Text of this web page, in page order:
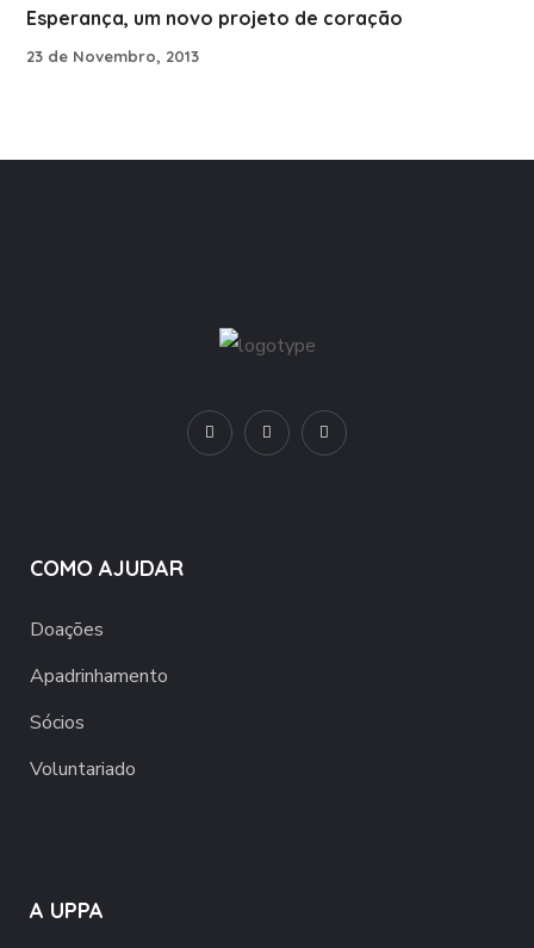
Esperança, um novo projeto de coração
23 de Novembro, 2013
COMO AJUDAR
Doações
Apadrinhamento
Sócios
Voluntariado
A UPPA